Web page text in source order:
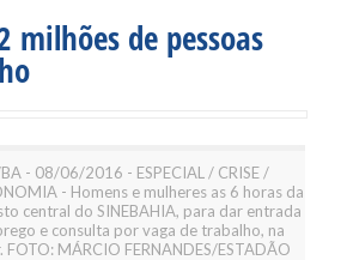
milhões de pessoas
- 08/06/2016 - ESPECIAL / CRISE /
- Homens e mulheres as 6 horas da
central do SINEBAHIA, para dar entrada
e consulta por vaga de trabalho, na
MÁRCIO FERNANDES/ESTADÃO